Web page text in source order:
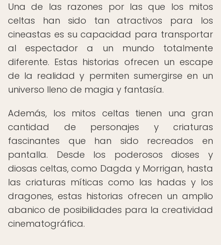
Una de las razones por las que los mitos
celtas han sido tan atractivos para los
cineastas es su capacidad para transportar
al espectador a un mundo totalmente
diferente. Estas historias ofrecen un escape
de la realidad y permiten sumergirse en un
universo lleno de magia y fantasía.
Además, los mitos celtas tienen una gran
cantidad de personajes y criaturas
fascinantes que han sido recreados en
pantalla. Desde los poderosos dioses y
diosas celtas, como Dagda y Morrigan, hasta
las criaturas míticas como las hadas y los
dragones, estas historias ofrecen un amplio
abanico de posibilidades para la creatividad
cinematográfica.